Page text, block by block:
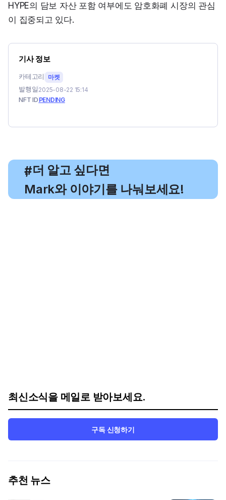
HYPE의 담보 자산 포함 여부에도 암호화폐 시장의 관심
이 집중되고 있다.
기사 정보
카테고리 마켓
발행일 2025-08-22 15:14
NFT ID PENDING
#
, 더 알고 싶다면
Mark와 이야기를 나눠보세요!
최신소식을 메일로 받아보세요.
구독 신청하기
추천 뉴스